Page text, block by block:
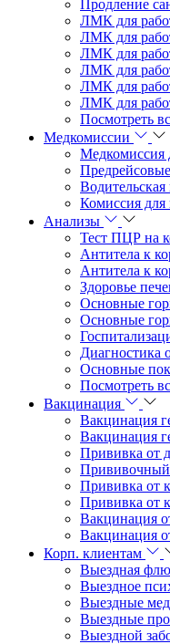
Продление
ЛМК для
ЛМК для
ЛМК для
ЛМК для
ЛМК для
ЛМК для
Посмотреть
Медкомиссии
Медкомиссия
Водительская
Комиссия
Анализы
Тест ПЦР на
Антитела к
Антитела к
Здоровье
Основные
Основные
Диагностика
Основные
Посмотреть
Вакцинация
Вакцинация
Вакцинация
Прививка от
Прививочный
Прививка от
Прививка от
Вакцинация
Вакцинация
Корп. клиентам
Выездная
Выездное
Выездные
Выездные
Выездной